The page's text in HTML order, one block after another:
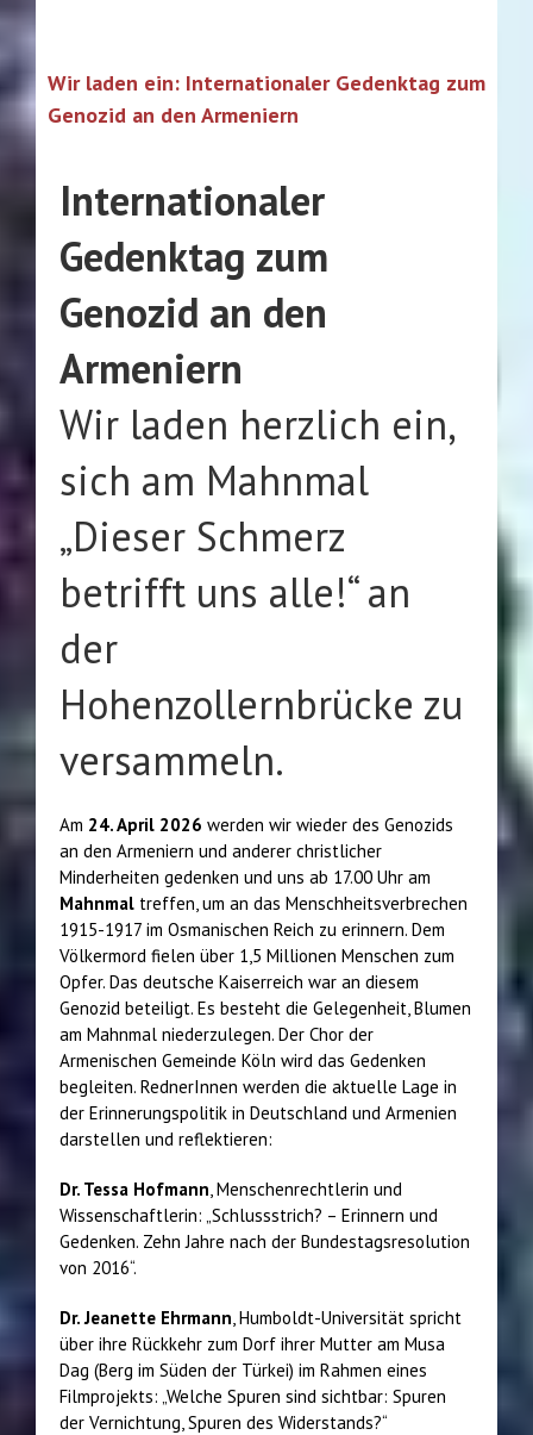
Wir laden ein: Internationaler Gedenktag zum
Genozid an den Armeniern
Internationaler
Gedenktag zum
Genozid an den
Armeniern
Wir laden herzlich ein,
sich am Mahnmal
„Dieser Schmerz
betrifft uns alle!“ an
der
Hohenzollernbrücke zu
versammeln.
Am 24. April 2026 werden wir wieder des Genozids
an den Armeniern und anderer christlicher
Minderheiten gedenken und uns ab 17.00 Uhr am
Mahnmal treffen, um an das Menschheitsverbrechen
1915-1917 im Osmanischen Reich zu erinnern. Dem
Völkermord fielen über 1,5 Millionen Menschen zum
Opfer. Das deutsche Kaiserreich war an diesem
Genozid beteiligt. Es besteht die Gelegenheit, Blumen
am Mahnmal niederzulegen. Der Chor der
Armenischen Gemeinde Köln wird das Gedenken
begleiten. RednerInnen werden die aktuelle Lage in
der Erinnerungspolitik in Deutschland und Armenien
darstellen und reflektieren:
Dr. Tessa Hofmann , Menschenrechtlerin und
Wissenschaftlerin: „Schlussstrich? – Erinnern und
Gedenken. Zehn Jahre nach der Bundestagsresolution
von 2016“.
Dr. Jeanette Ehrmann , Humboldt-Universität spricht
über ihre Rückkehr zum Dorf ihrer Mutter am Musa
Dag (Berg im Süden der Türkei) im Rahmen eines
Filmprojekts: „Welche Spuren sind sichtbar: Spuren
der Vernichtung, Spuren des Widerstands?“